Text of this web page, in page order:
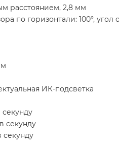
расстоянием, 2,8 мм
по горизонтали: 100°, угол
ИК-подсветка
секунду
секунду
секунду